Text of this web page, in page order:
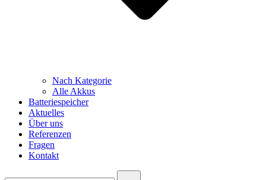
Nach Kategorie
Alle Akkus
Batteriespeicher
Aktuelles
Über uns
Referenzen
Fragen
Kontakt